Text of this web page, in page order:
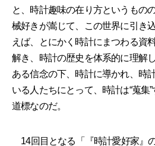
と、時計趣味の在り方というもの
械好きが嵩じて、この世界に引き
えば、とにかく時計にまつわる資
解き、時計の歴史を体系的に理解
ある信念の下、時計に導かれ、時
いる人たちにとって、時計は“蒐集
道標なのだ。
14回目となる「『時計愛好家』